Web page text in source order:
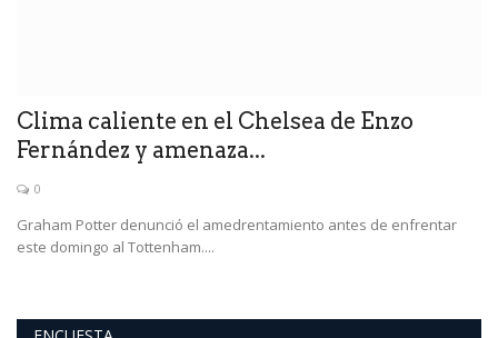
Clima caliente en el Chelsea de Enzo
Fernández y amenaza...
0
Graham Potter denunció el amedrentamiento antes de enfrentar
este domingo al Tottenham....